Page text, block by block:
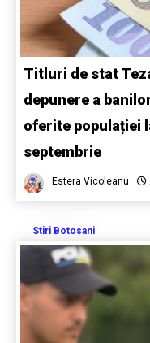
Titluri de stat
depunere a
oferite populației
septembrie
Estera Vicoleanu
Stiri Botosani